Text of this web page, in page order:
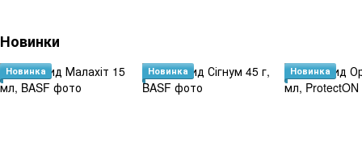
Новинки
Новинка Новинка Новинка